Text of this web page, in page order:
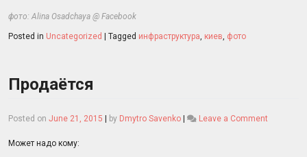
фото: Alina Osadchaya @ Facebook
Posted in Uncategorized | Tagged инфраструктура киев фото
Продаётся
Posted on June 21, 2015 | by Dmytro Savenko | Leave a Comment
Может надо кому: